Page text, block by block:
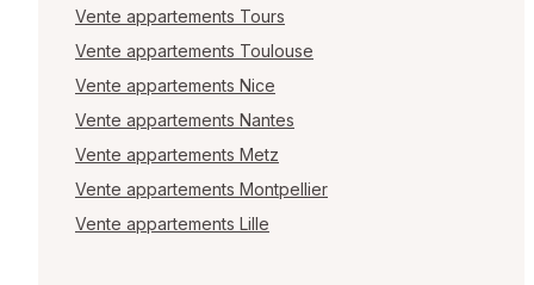
Vente appartements Tours
Vente appartements Toulouse
Vente appartements Nice
Vente appartements Nantes
Vente appartements Metz
Vente appartements Montpellier
Vente appartements Lille